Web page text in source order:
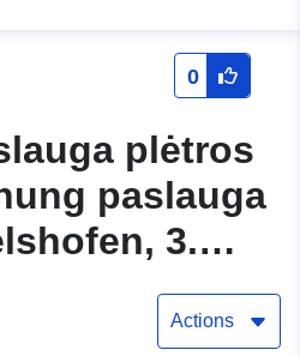
0
plėtros
paslauga
3.
GML) Actions